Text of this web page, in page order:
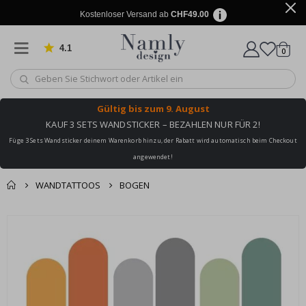
Kostenloser Versand ab CHF49.00
4.1 von 1030 Bewertungen
Wagen
0
Gültig bis zum 9. August
KAUF 3 SETS WANDSTICKER – BEZAHLEN NUR FÜR 2!
Füge 3 Sets Wandsticker deinem Warenkorb hinzu, der Rabatt wird automatisch beim Checkout
angewendet!
WANDTATTOOS BOGEN
Produkte
Zur Kasse
Bildgalerie
springen